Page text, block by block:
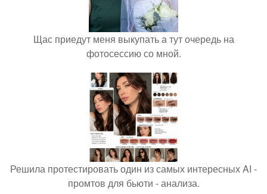
Щас приедут меня выкупать а тут очередь на
фотосессию со мной.
Решила протестировать один из самых интересных AI -
промтов для бьюти - анализа.